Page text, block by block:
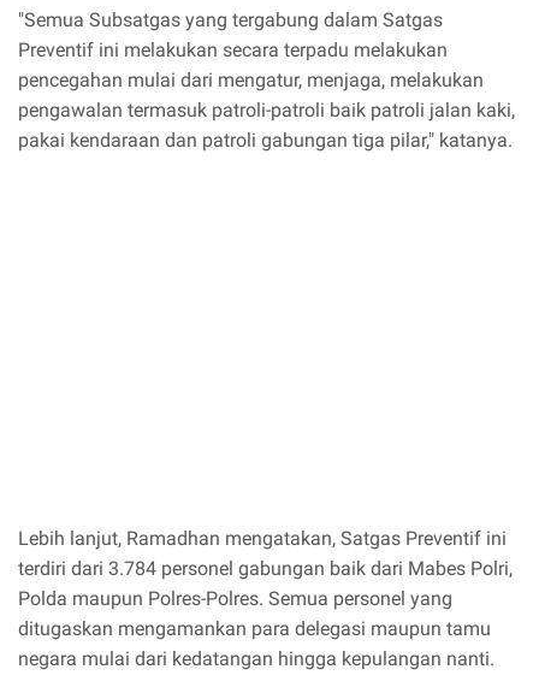
"Semua Subsatgas yang tergabung dalam Satgas
Preventif ini melakukan secara terpadu melakukan
pencegahan mulai dari mengatur, menjaga, melakukan
pengawalan termasuk patroli-patroli baik patroli jalan kaki,
pakai kendaraan dan patroli gabungan tiga pilar," katanya.
Lebih lanjut, Ramadhan mengatakan, Satgas Preventif ini
terdiri dari 3.784 personel gabungan baik dari Mabes Polri,
Polda maupun Polres-Polres. Semua personel yang
ditugaskan mengamankan para delegasi maupun tamu
negara mulai dari kedatangan hingga kepulangan nanti.